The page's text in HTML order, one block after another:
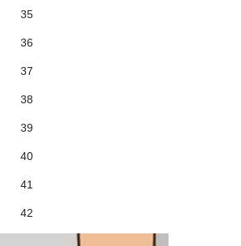
35
36
37
38
39
40
41
42